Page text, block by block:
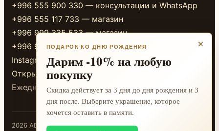
+996 555 900 330 — консультации и WhatsApp
+996 555 117 733 — магазин
+996 999 335 533 — магазин
+996 999 338 333 — магазин
Instagram
Открыть в 2GIS
Ежедневно 10:00-20:00
2026 ADAMANT · Бишкек
×
ПОДАРОК КО ДНЮ РОЖДЕНИЯ
Дарим -10% на любую
покупку
Скидка действует за 3 дня до дня рождения и 3
дня после. Выберите украшение, которое
хочется оставить в памяти.